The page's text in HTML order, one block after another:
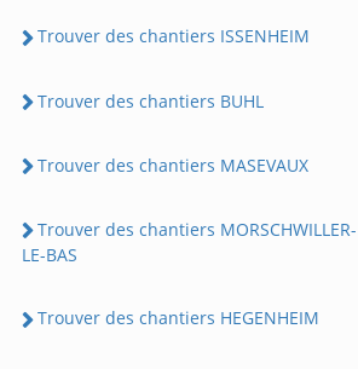
Trouver des chantiers ISSENHEIM
Trouver des chantiers BUHL
Trouver des chantiers MASEVAUX
Trouver des chantiers MORSCHWILLER-
LE-BAS
Trouver des chantiers HEGENHEIM